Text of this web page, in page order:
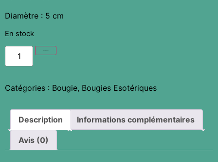
Diamètre : 5 cm
En stock
Catégories : Bougie, Bougies Esotériques
Description Informations complémentaires
Avis (0)